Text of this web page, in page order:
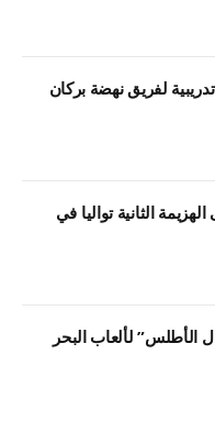
لفريق نهضة بركان
الثانية تواليا في
الأطلس” لألعاب البحر